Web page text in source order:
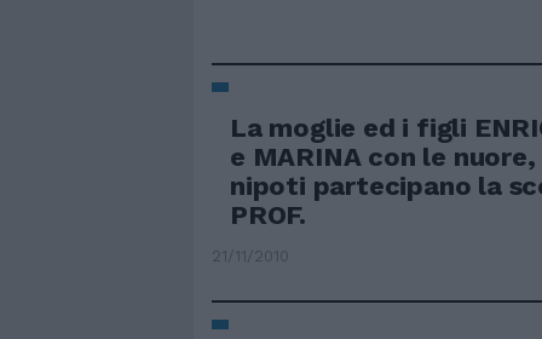
La moglie ed i figli
e MARINA con le
nipoti partecipano la
PROF.
21/11/2010